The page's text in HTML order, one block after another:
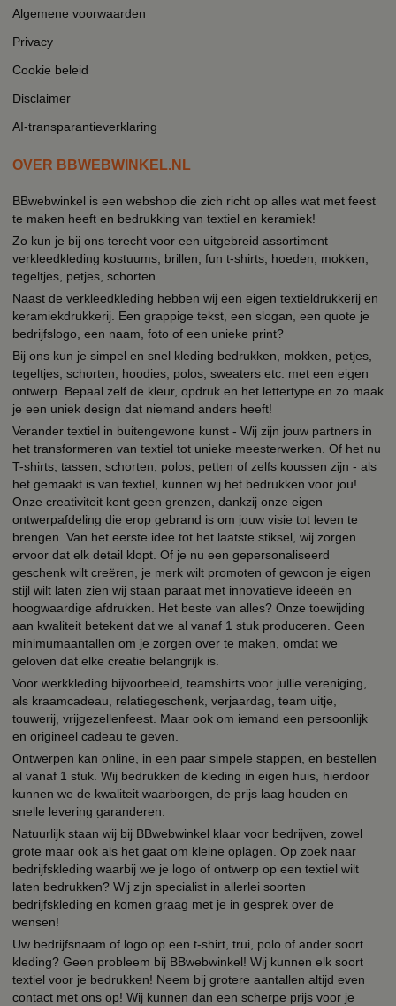
Algemene voorwaarden
Privacy
Cookie beleid
Disclaimer
AI-transparantieverklaring
OVER BBWEBWINKEL.NL
BBwebwinkel is een webshop die zich richt op alles wat met feest
te maken heeft en bedrukking van textiel en keramiek!
Zo kun je bij ons terecht voor een uitgebreid assortiment
verkleedkleding kostuums, brillen, fun t-shirts, hoeden, mokken,
tegeltjes, petjes, schorten.
Naast de verkleedkleding hebben wij een eigen textieldrukkerij en
keramiekdrukkerij. Een grappige tekst, een slogan, een quote je
bedrijfslogo, een naam, foto of een unieke print?
Bij ons kun je simpel en snel kleding bedrukken, mokken, petjes,
tegeltjes, schorten, hoodies, polos, sweaters etc. met een eigen
ontwerp. Bepaal zelf de kleur, opdruk en het lettertype en zo maak
je een uniek design dat niemand anders heeft!
Verander textiel in buitengewone kunst - Wij zijn jouw partners in
het transformeren van textiel tot unieke meesterwerken. Of het nu
T-shirts, tassen, schorten, polos, petten of zelfs koussen zijn - als
het gemaakt is van textiel, kunnen wij het bedrukken voor jou!
Onze creativiteit kent geen grenzen, dankzij onze eigen
ontwerpafdeling die erop gebrand is om jouw visie tot leven te
brengen. Van het eerste idee tot het laatste stiksel, wij zorgen
ervoor dat elk detail klopt. Of je nu een gepersonaliseerd
geschenk wilt creëren, je merk wilt promoten of gewoon je eigen
stijl wilt laten zien wij staan paraat met innovatieve ideeën en
hoogwaardige afdrukken. Het beste van alles? Onze toewijding
aan kwaliteit betekent dat we al vanaf 1 stuk produceren. Geen
minimumaantallen om je zorgen over te maken, omdat we
geloven dat elke creatie belangrijk is.
Voor werkkleding bijvoorbeeld, teamshirts voor jullie vereniging,
als kraamcadeau, relatiegeschenk, verjaardag, team uitje,
touwerij, vrijgezellenfeest. Maar ook om iemand een persoonlijk
en origineel cadeau te geven.
Ontwerpen kan online, in een paar simpele stappen, en bestellen
al vanaf 1 stuk. Wij bedrukken de kleding in eigen huis, hierdoor
kunnen we de kwaliteit waarborgen, de prijs laag houden en
snelle levering garanderen.
Natuurlijk staan wij bij BBwebwinkel klaar voor bedrijven, zowel
grote maar ook als het gaat om kleine oplagen. Op zoek naar
bedrijfskleding waarbij we je logo of ontwerp op een textiel wilt
laten bedrukken? Wij zijn specialist in allerlei soorten
bedrijfskleding en komen graag met je in gesprek over de
wensen!
Uw bedrijfsnaam of logo op een t-shirt, trui, polo of ander soort
kleding? Geen probleem bij BBwebwinkel! Wij kunnen elk soort
textiel voor je bedrukken! Neem bij grotere aantallen altijd even
contact met ons op! Wij kunnen dan een scherpe prijs voor je